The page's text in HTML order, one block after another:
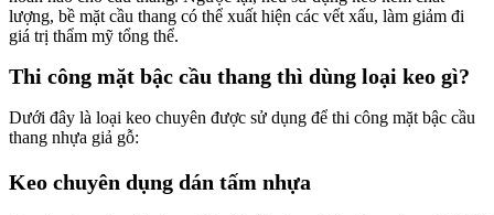
lượng, bề mặt cầu thang có thể xuất hiện các vết xấu, làm giảm đi
giá trị thẩm mỹ tổng thể.
Thi công mặt bậc cầu thang thì dùng loại keo gì?
Dưới đây là loại keo chuyên được sử dụng để thi công mặt bậc cầu
thang nhựa giả gỗ:
Keo chuyên dụng dán tấm nhựa